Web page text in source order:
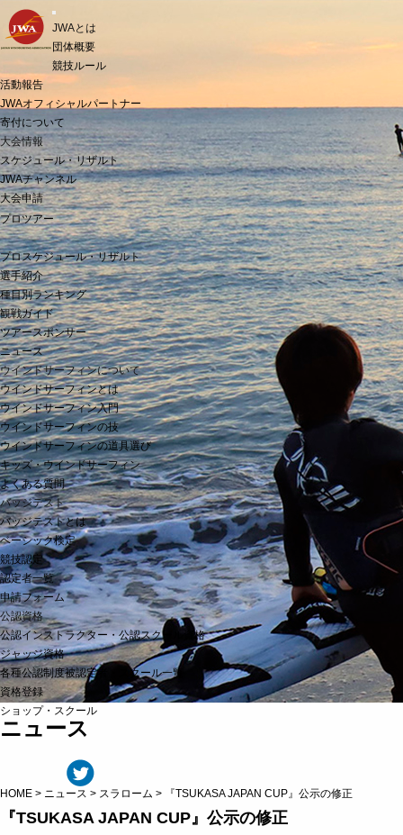
t
o
g
g
l
e
n
a
v
i
g
a
t
i
o
n
JWAとは
団体概要
競技ルール
活動報告
JWAオフィシャルパートナー
寄付について
大会情報
スケジュール・リザルト
JWAチャンネル
大会申請
プロツアー
プロスケジュール・リザルト
選手紹介
種目別ランキング
観戦ガイド
ツアースポンサー
ニュース
ウインドサーフィンについて
ウインドサーフィンとは
ウインドサーフィン入門
ウインドサーフィンの技
ウインドサーフィンの道具選び
キッズ・ウインドサーフィン
よくある質問
バッジテスト
バッジテストとは
ベーシック検定
競技認定
認定者一覧
申請フォーム
公認資格
公認インストラクター・公認スクール資格
ジャッジ資格
各種公認制度被認定者・スクール一覧
資格登録
ショップ・スクール
ニュース
HOME > ニュース > スラローム > 『TSUKASA JAPAN CUP』公示の修正
『TSUKASA JAPAN CUP』公示の修正